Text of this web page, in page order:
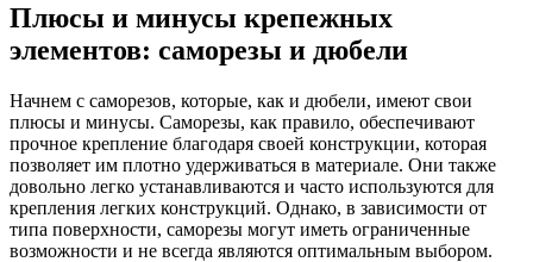
Плюсы и минусы крепежных
элементов: саморезы и дюбели
Начнем с саморезов, которые, как и дюбели, имеют свои
плюсы и минусы. Саморезы, как правило, обеспечивают
прочное крепление благодаря своей конструкции, которая
позволяет им плотно удерживаться в материале. Они также
довольно легко устанавливаются и часто используются для
крепления легких конструкций. Однако, в зависимости от
типа поверхности, саморезы могут иметь ограниченные
возможности и не всегда являются оптимальным выбором.